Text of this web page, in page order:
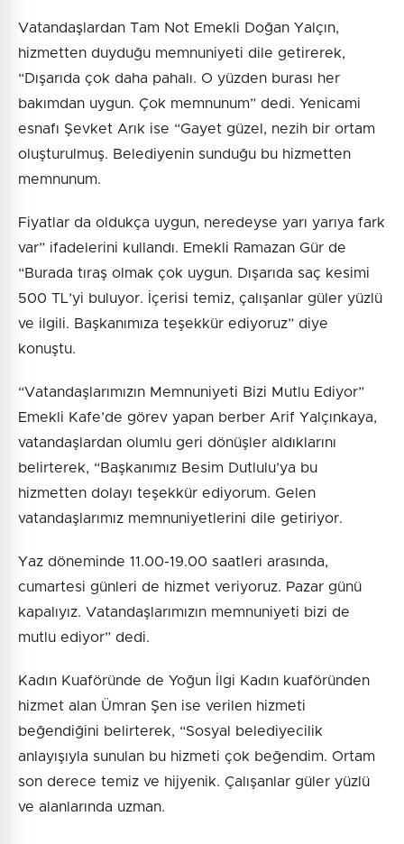
Vatandaşlardan Tam Not Emekli Doğan Yalçın,
hizmetten duyduğu memnuniyeti dile getirerek,
“Dışarıda çok daha pahalı. O yüzden burası her
bakımdan uygun. Çok memnunum” dedi. Yenicami
esnafı Şevket Arık ise “Gayet güzel, nezih bir ortam
oluşturulmuş. Belediyenin sunduğu bu hizmetten
memnunum.
Fiyatlar da oldukça uygun, neredeyse yarı yarıya fark
var” ifadelerini kullandı. Emekli Ramazan Gür de
“Burada tıraş olmak çok uygun. Dışarıda saç kesimi
500 TL’yi buluyor. İçerisi temiz, çalışanlar güler yüzlü
ve ilgili. Başkanımıza teşekkür ediyoruz” diye
konuştu.
“Vatandaşlarımızın Memnuniyeti Bizi Mutlu Ediyor”
Emekli Kafe’de görev yapan berber Arif Yalçınkaya,
vatandaşlardan olumlu geri dönüşler aldıklarını
belirterek, “Başkanımız Besim Dutlulu’ya bu
hizmetten dolayı teşekkür ediyorum. Gelen
vatandaşlarımız memnuniyetlerini dile getiriyor.
Yaz döneminde 11.00-19.00 saatleri arasında,
cumartesi günleri de hizmet veriyoruz. Pazar günü
kapalıyız. Vatandaşlarımızın memnuniyeti bizi de
mutlu ediyor” dedi.
Kadın Kuaföründe de Yoğun İlgi Kadın kuaföründen
hizmet alan Ümran Şen ise verilen hizmeti
beğendiğini belirterek, “Sosyal belediyecilik
anlayışıyla sunulan bu hizmeti çok beğendim. Ortam
son derece temiz ve hijyenik. Çalışanlar güler yüzlü
ve alanlarında uzman.